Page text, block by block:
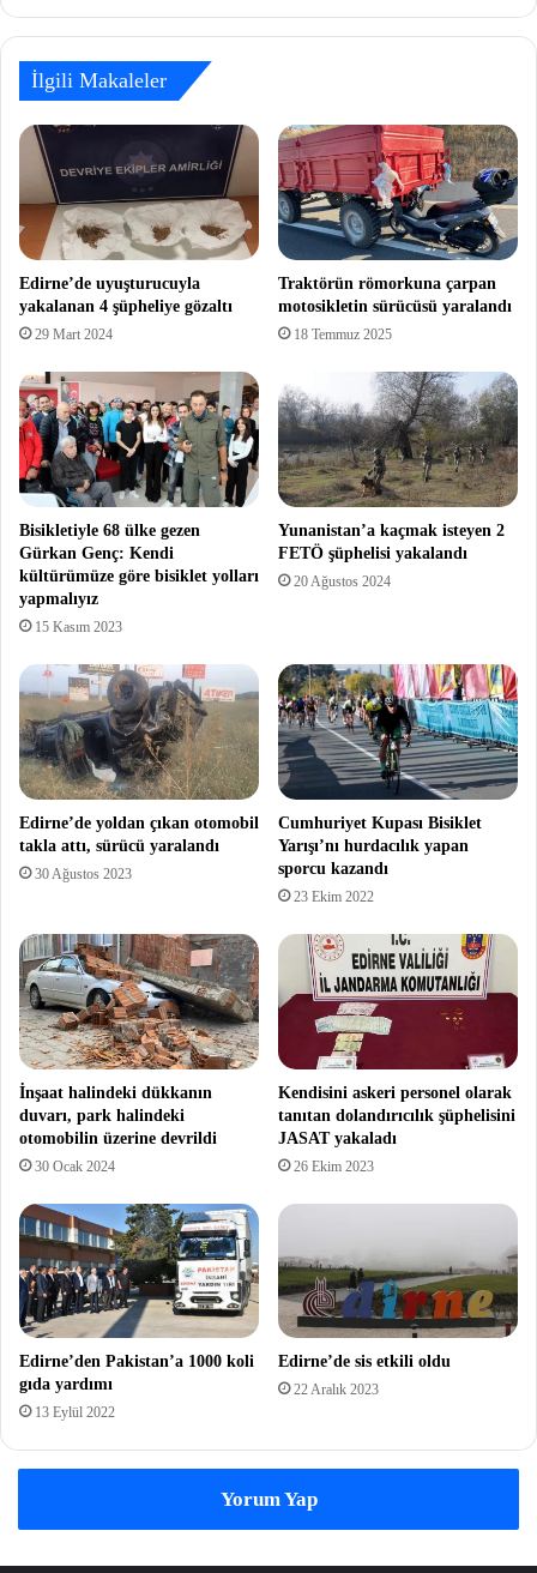
İlgili Makaleler
Edirne’de uyuşturucuyla
yakalanan 4 şüpheliye gözaltı
29 Mart 2024
Traktörün römorkuna çarpan
motosikletin sürücüsü yaralandı
18 Temmuz 2025
Bisikletiyle 68 ülke gezen
Gürkan Genç: Kendi
kültürümüze göre bisiklet yolları
yapmalıyız
15 Kasım 2023
Yunanistan’a kaçmak isteyen 2
FETÖ şüphelisi yakalandı
20 Ağustos 2024
Edirne’de yoldan çıkan otomobil
takla attı, sürücü yaralandı
30 Ağustos 2023
Cumhuriyet Kupası Bisiklet
Yarışı’nı hurdacılık yapan
sporcu kazandı
23 Ekim 2022
İnşaat halindeki dükkanın
duvarı, park halindeki
otomobilin üzerine devrildi
30 Ocak 2024
Kendisini askeri personel olarak
tanıtan dolandırıcılık şüphelisini
JASAT yakaladı
26 Ekim 2023
Edirne’den Pakistan’a 1000 koli
gıda yardımı
13 Eylül 2022
Edirne’de sis etkili oldu
22 Aralık 2023
Yorum Yap